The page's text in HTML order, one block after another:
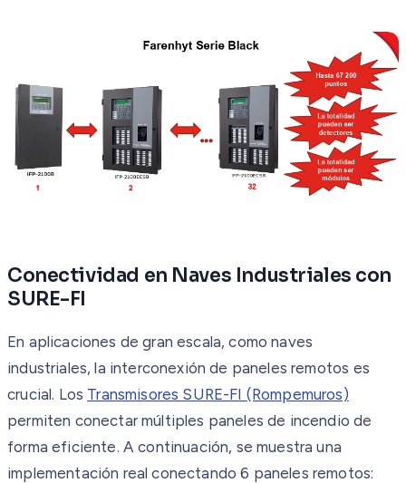
Conectividad en Naves Industriales con
SURE-FI
En aplicaciones de gran escala, como naves
industriales, la interconexión de paneles remotos es
crucial. Los Transmisores SURE-FI (Rompemuros)
permiten conectar múltiples paneles de incendio de
forma eficiente. A continuación, se muestra una
implementación real conectando 6 paneles remotos: